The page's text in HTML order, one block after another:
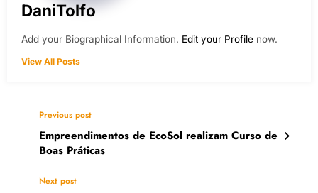
DaniTolfo
Add your Biographical Information. Edit your Profile now.
View All Posts
Previous post
Empreendimentos de EcoSol realizam Curso de
Boas Práticas
Next post